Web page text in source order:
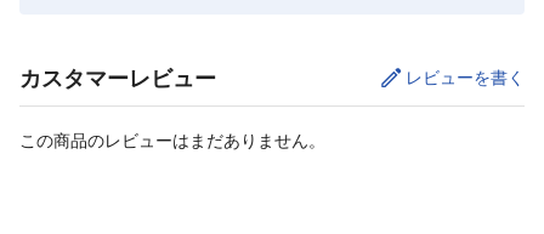
カスタマーレビュー レビューを書く
この商品のレビューはまだありません。